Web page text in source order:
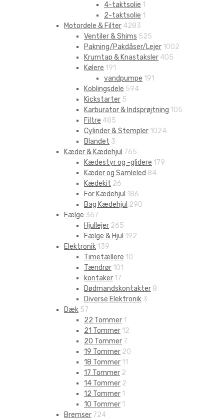
4-taktsolie 1
2-taktsolie 1
Motordele & Filter 4283
Ventiler & Shims 525
Pakning/Pakdåser/Lejer 1002
Krumtap & Knastaksler 405
Kølere 191
vandpumpe 191
Koblingsdele 594
Kickstarter 5
Karburator & Indsprøjtning 105
Filtre 485
Cylinder & Stempler 1024
Blandet 3
Kæder & Kædehjul 765
Kædestyr og -glidere 179
Kæder og Samleled 84
Kædekit 26
For Kædehjul 186
Bag Kædehjul 290
Fælge 367
Hjullejer 265
Fælge & Hjul 192
Elektronik 139
Timetællere 10
Tændrør 101
kontaker 17
Dødmandskontakter 8
Diverse Elektronik 3
Dæk 57
22 Tommer 1
21 Tommer 12
20 Tommer 7
19 Tommer 20
18 Tommer 11
17 Tommer 2
14 Tommer 2
12 Tommer 1
10 Tommer 1
Bremser 724